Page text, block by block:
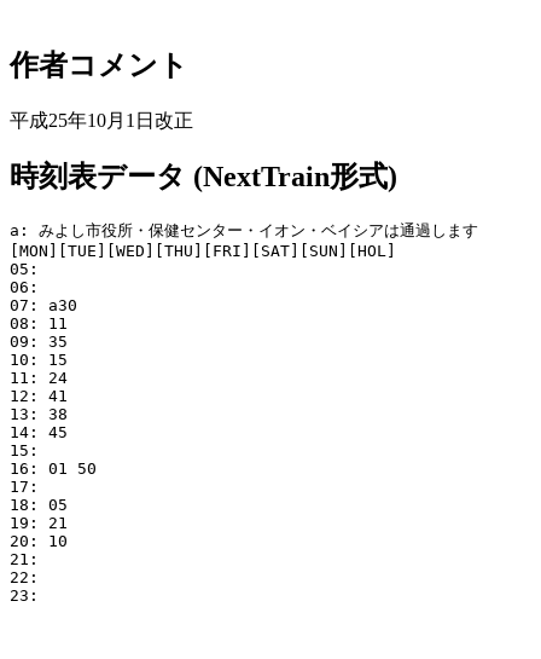
作者コメント
平成25年10月1日改正
時刻表データ (NextTrain形式)
a: みよし市役所・保健センター・イオン・ベイシアは通過します
[MON][TUE][WED][THU][FRI][SAT][SUN][HOL]
05:
06:
07: a30
08: 11
09: 35
10: 15
11: 24
12: 41
13: 38
14: 45
15:
16: 01 50
17:
18: 05
19: 21
20: 10
21:
22:
23: